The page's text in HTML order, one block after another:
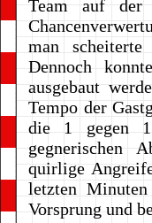
Team auf der
man
Dennoch
ausgebaut
Tempo der
die 1 gegen
gegnerischen
quirlige
letzten
Vorsprung und